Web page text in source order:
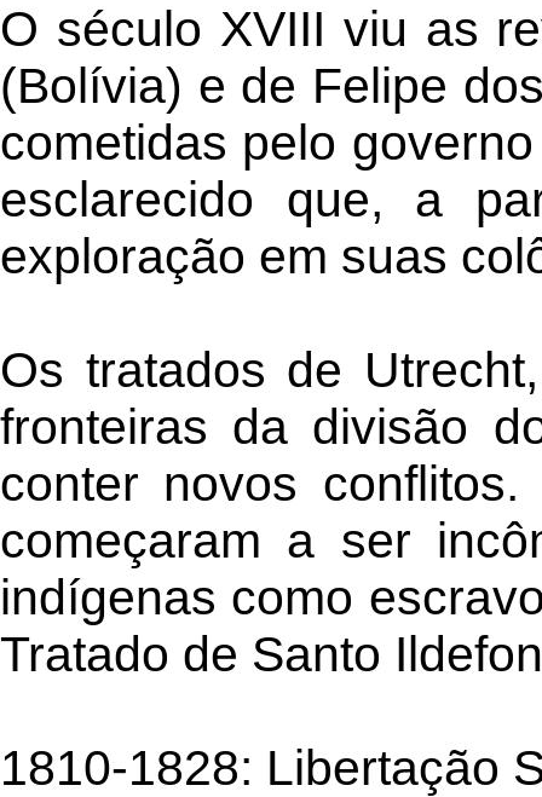
O século XVIII viu as
(Bolívia) e de Felipe
cometidas pelo
esclarecido que, a
exploração em suas
Os tratados de
fronteiras da divisão
conter novos
começaram a ser
indígenas como
Tratado de Santo
1810-1828: Libertação